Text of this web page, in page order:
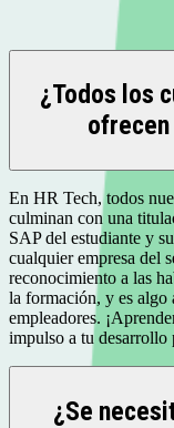
¿Todos los
En HR Tech, todos
culminan con una
SAP del estudiante y
cualquier empresa del
reconocimiento a las
la formación, y es algo
empleadores.
impulso a tu desarrollo
¿Se